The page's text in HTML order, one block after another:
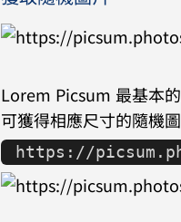
Lorem Picsum 最基本
可獲得相應尺寸的隨機圖
https://